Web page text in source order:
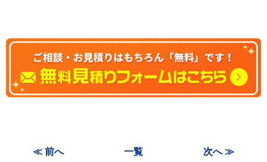
≪ 前へ 一覧 次へ ≫